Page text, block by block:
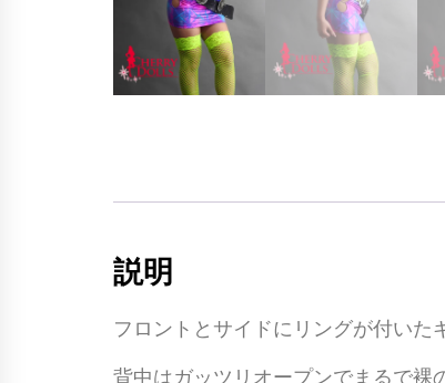
説明
フロントとサイドにリングが付いた
背中はガッツリオープンでまるで裸